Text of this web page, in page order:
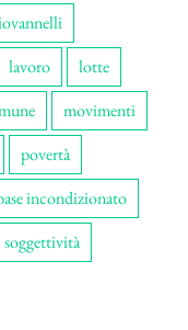
lavoro
lotte
movimenti
povertà
incondizionato
soggettività